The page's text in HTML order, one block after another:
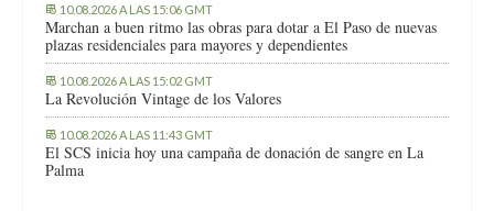
10.08.2026 A LAS 15:06 GMT
Marchan a buen ritmo las obras para dotar a El Paso de nuevas
plazas residenciales para mayores y dependientes
10.08.2026 A LAS 15:02 GMT
La Revolución Vintage de los Valores
10.08.2026 A LAS 11:43 GMT
El SCS inicia hoy una campaña de donación de sangre en La
Palma